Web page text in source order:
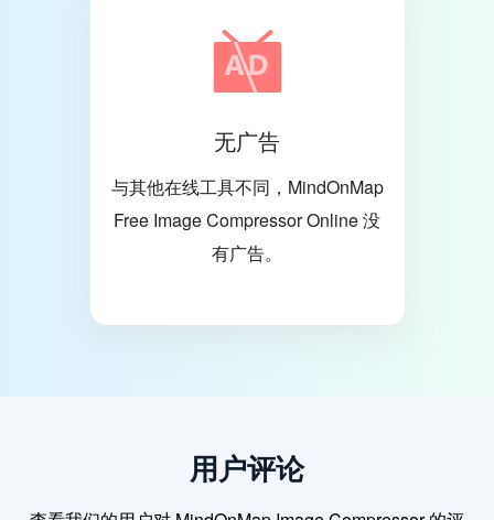
无广告
与其他在线工具不同，MindOnMap
Free Image Compressor Online 没
有广告。
用户评论